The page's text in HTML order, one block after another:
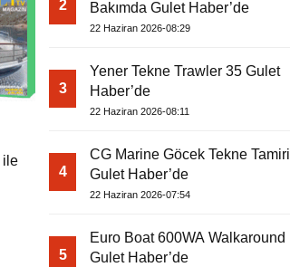
ile
2
Bakımda Gulet Haber’de
22 Haziran 2026-08:29
3
Yener Tekne Trawler 35 Gulet
Haber’de
22 Haziran 2026-08:11
4
CG Marine Göcek Tekne Tamiri
Gulet Haber’de
22 Haziran 2026-07:54
5
Euro Boat 600WA Walkaround
Gulet Haber’de